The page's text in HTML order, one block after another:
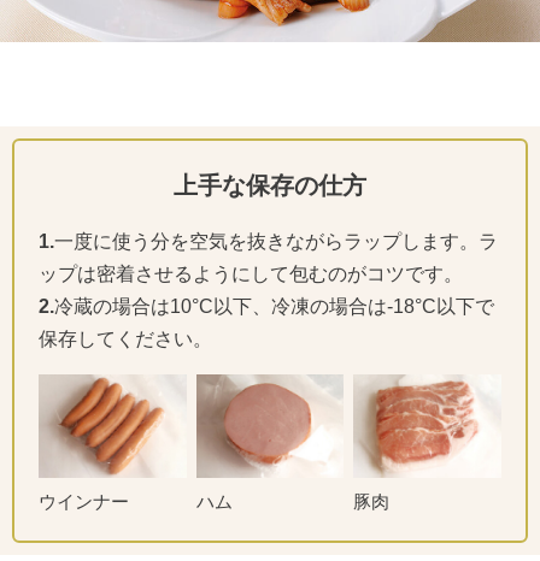
上手な保存の仕方
1.一度に使う分を空気を抜きながらラップします。ラ
ップは密着させるようにして包むのがコツです。
2.冷蔵の場合は10°C以下、冷凍の場合は-18°C以下で
保存してください。
ウインナー ハム 豚肉